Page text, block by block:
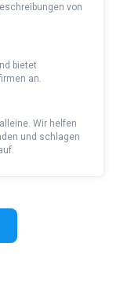
von
bietet
an.
Wir helfen
und schlagen